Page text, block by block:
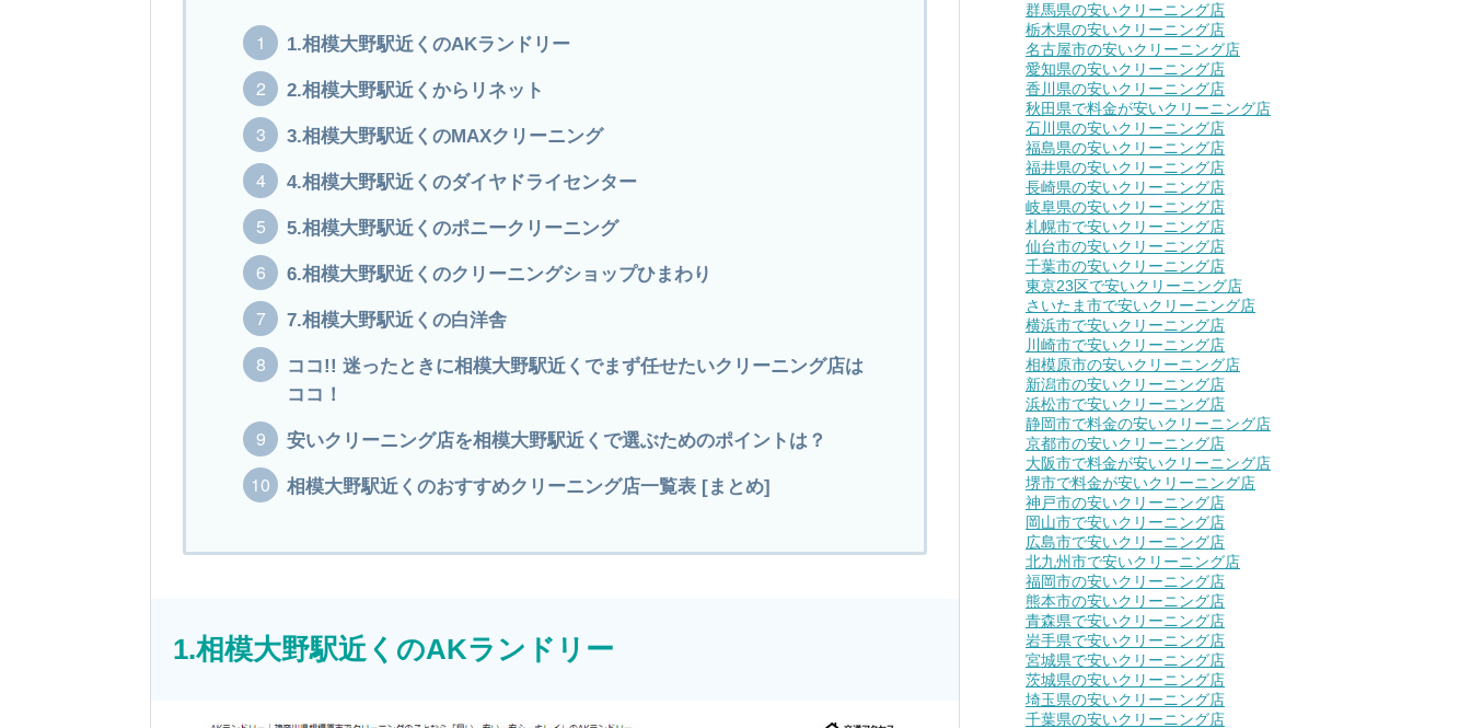
1.相模大野駅近くのAKランドリー
2.相模大野駅近くからリネット
3.相模大野駅近くのMAXクリーニング
4.相模大野駅近くのダイヤドライセンター
5.相模大野駅近くのポニークリーニング
6.相模大野駅近くのクリーニングショップひまわり
7.相模大野駅近くの白洋舎
ココ!! 迷ったときに相模大野駅近くでまず任せたいクリーニング店は
ココ！
安いクリーニング店を相模大野駅近くで選ぶためのポイントは？
相模大野駅近くのおすすめクリーニング店一覧表 [まとめ]
1.相模大野駅近くのAKランドリー
群馬県の安いクリーニング店
栃木県の安いクリーニング店
名古屋市の安いクリーニング店
愛知県の安いクリーニング店
香川県の安いクリーニング店
秋田県で料金が安いクリーニング店
石川県の安いクリーニング店
福島県の安いクリーニング店
福井県の安いクリーニング店
長崎県の安いクリーニング店
岐阜県の安いクリーニング店
札幌市で安いクリーニング店
仙台市の安いクリーニング店
千葉市の安いクリーニング店
東京23区で安いクリーニング店
さいたま市で安いクリーニング店
横浜市で安いクリーニング店
川崎市で安いクリーニング店
相模原市の安いクリーニング店
新潟市の安いクリーニング店
浜松市で安いクリーニング店
静岡市で料金の安いクリーニング店
京都市の安いクリーニング店
大阪市で料金が安いクリーニング店
堺市で料金が安いクリーニング店
神戸市の安いクリーニング店
岡山市で安いクリーニング店
広島市で安いクリーニング店
北九州市で安いクリーニング店
福岡市の安いクリーニング店
熊本市の安いクリーニング店
青森県で安いクリーニング店
岩手県で安いクリーニング店
宮城県で安いクリーニング店
茨城県の安いクリーニング店
埼玉県の安いクリーニング店
千葉県の安いクリーニング店